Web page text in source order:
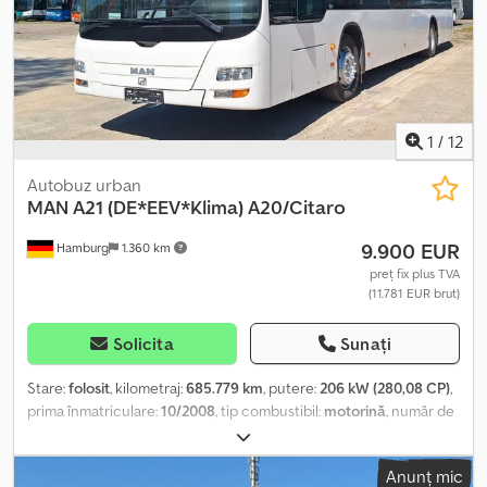
1 / 12
Hamburg 1.360 km
Autobuz urban
MAN A21 (DE*EEV*Klima) A20/Citaro
9.900 EUR
preț fix plus TVA
(11.781 EUR brut)
Solicita Sunați
Stare:folosit, kilometraj:685.779 km, putere:206 kW (280,08 CP),
prima înmatriculare:10/2008, tip combustibil: motorină, număr de
automat
culoare:alb, frâne:retarder, An de fabricație:2008, Dotări:ABS,
aer condiționat, program electronic de stabilitate (ESP),Anunț mic